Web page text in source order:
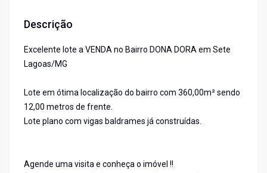
Descrição
Excelente lote a VENDA no Bairro DONA DORA em Sete
Lagoas/MG
Lote em ótima localização do bairro com 360,00m² sendo
12,00 metros de frente.
Lote plano com vigas baldrames já construídas.
Agende uma visita e conheça o imóvel !!